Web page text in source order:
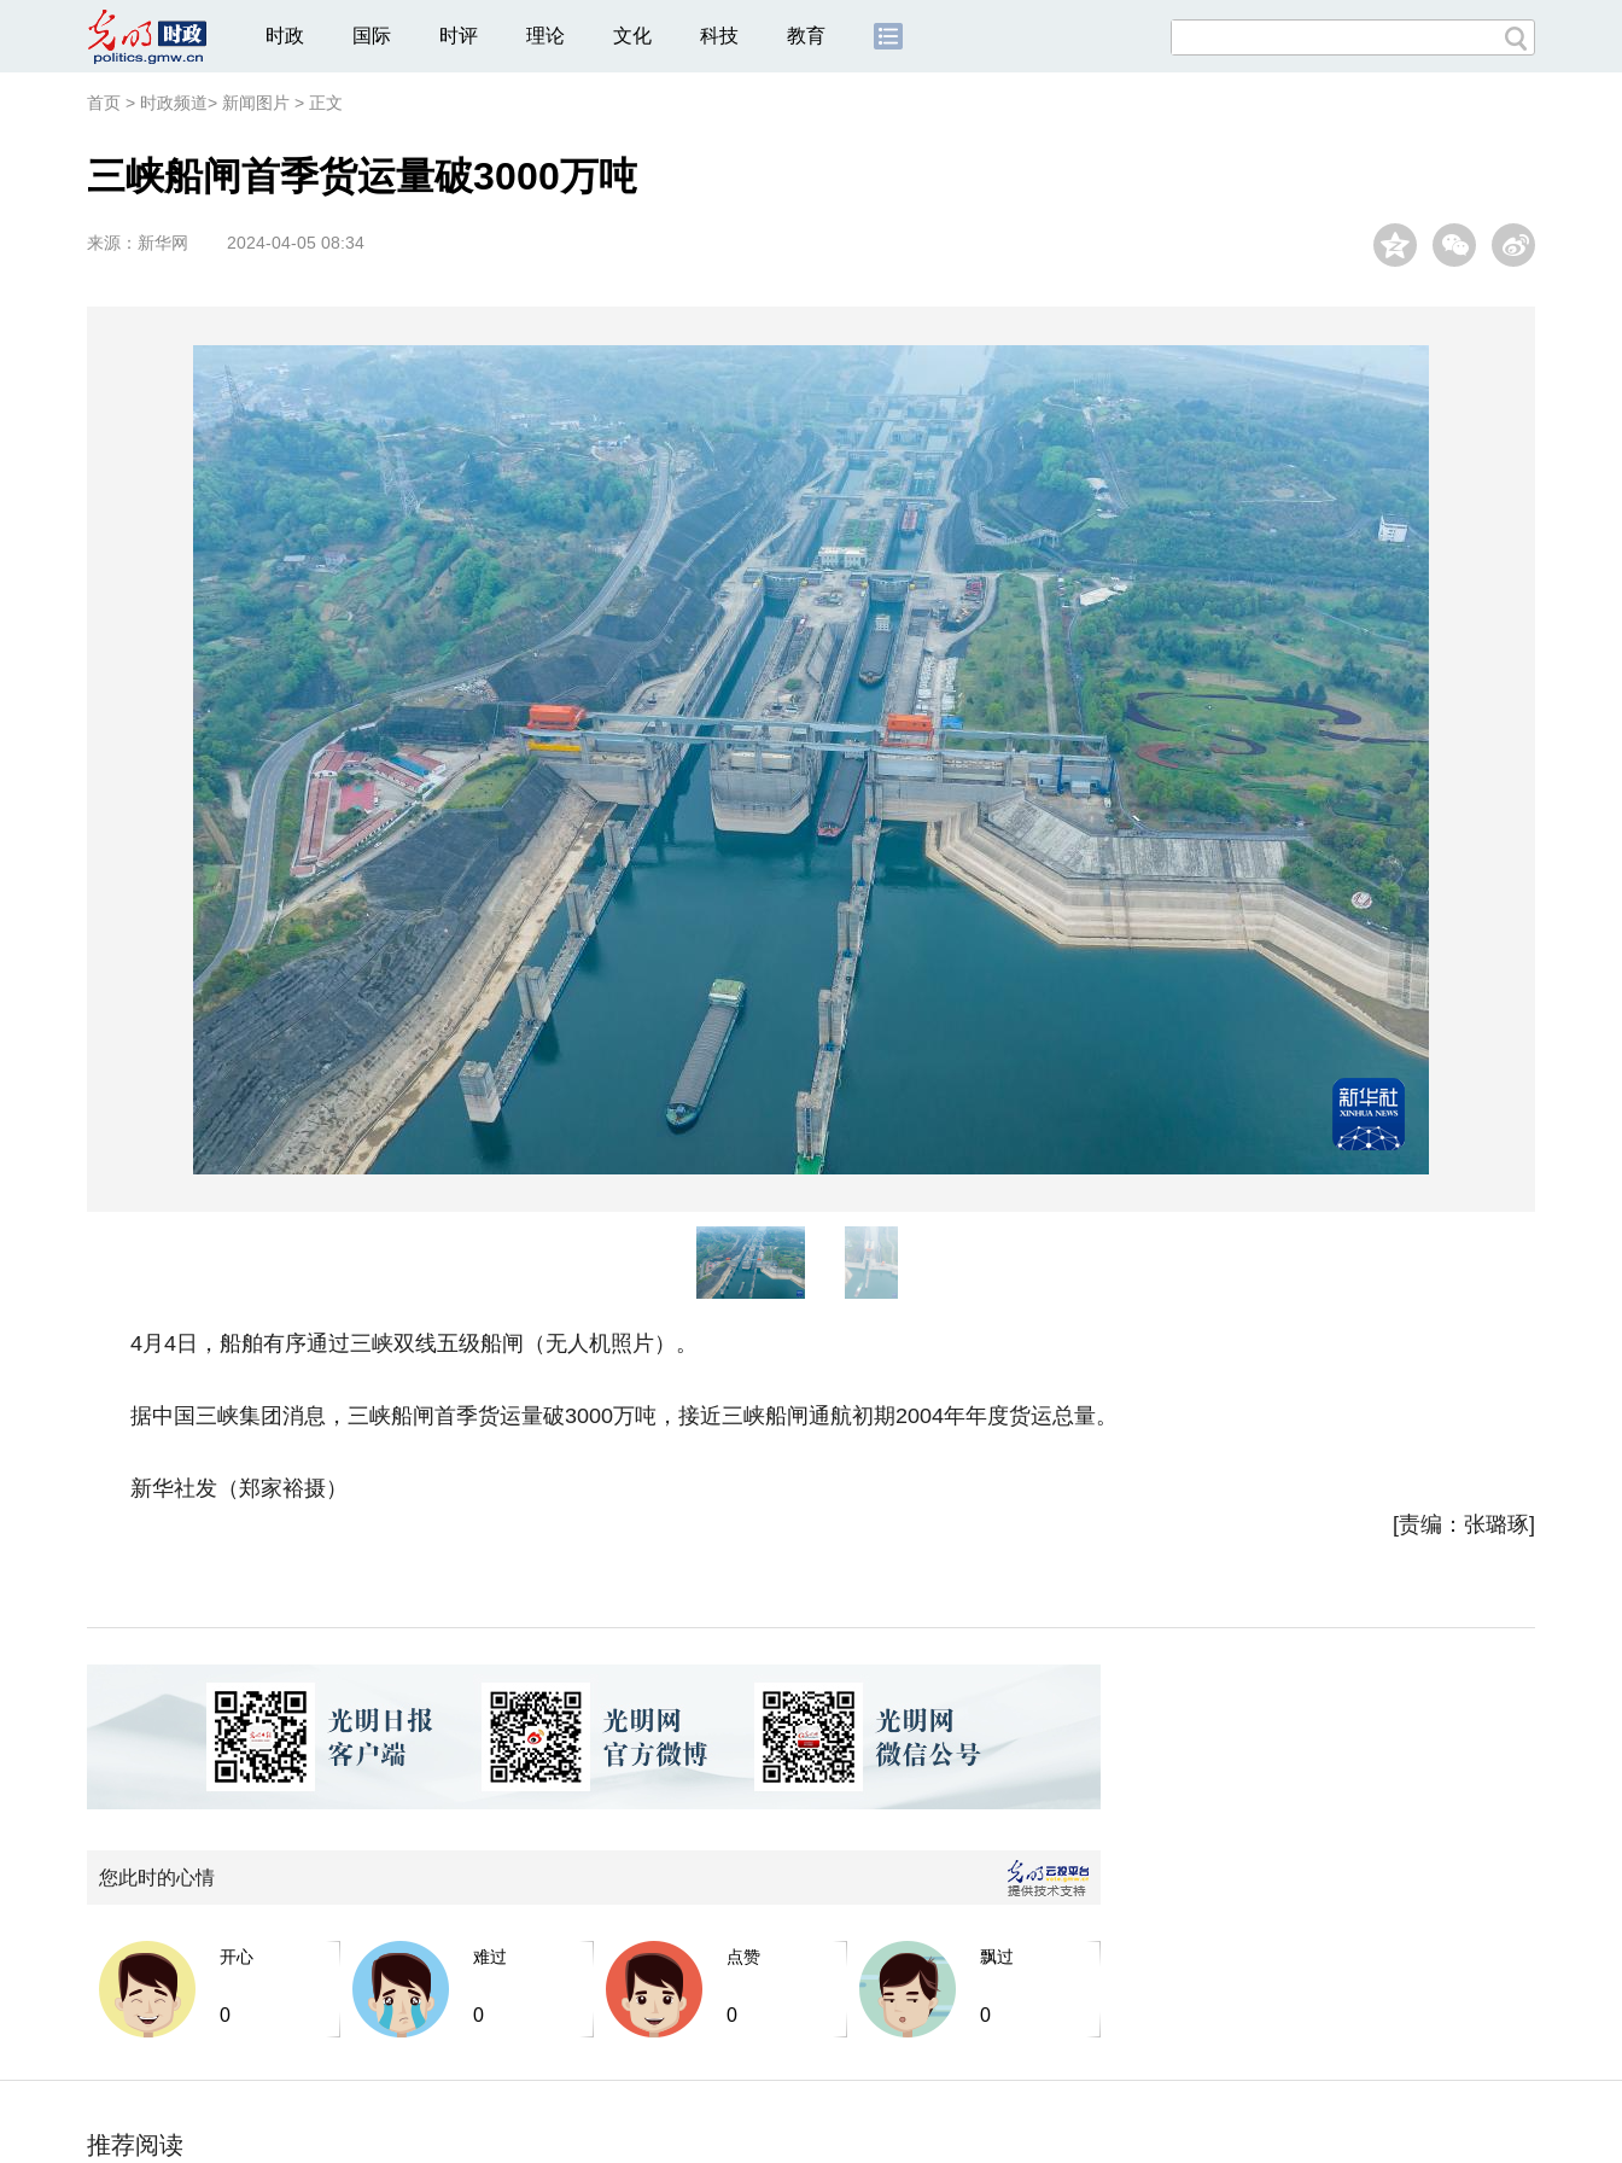
时政 国际 时评 理论 文化 科技 教育
首页 > 时政频道> 新闻图片 > 正文
三峡船闸首季货运量破3000万吨
来源： 新华网 2024-04-05 08:34
4月4日，船舶有序通过三峡双线五级船闸（无人机照片）。
据中国三峡集团消息，三峡船闸首季货运量破3000万吨，接近三峡船闸通航初期2004年年度货运总量。
新华社发（郑家裕摄）
[责编：张璐琢]
您此时的心情
开心
0
难过
0
点赞
0
飘过
0
推荐阅读